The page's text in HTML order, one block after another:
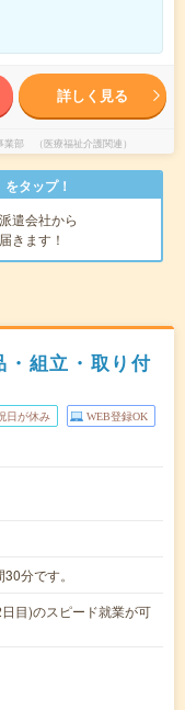
詳しく見る
部 （医療福祉介護関連）
タップ！
遣会社から
きます！
・組立・取り付
日が休み WEB登録OK
分です。
目)のスピード就業が可